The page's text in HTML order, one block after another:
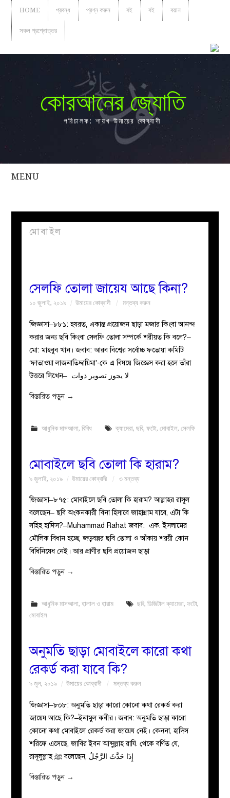
HOME প্রবন্ধ প্রশ্ন করুন বই বই বয়ান
সকল প্রশ্নোত্তর
কোরআনের জ্যোতি
পরিচালক: শায়খ উমায়ের কোব্বাদী
MENU
সকল
প্রবন্ধ
পাতা
ইসলাহী
মজলিস
মোবাইল
সেলফি তোলা জায়েয আছে কিনা?
১০ জুলাই, ২০১৯ উমায়ের কোব্বাদী মন্তব্য করুন
জিজ্ঞাসা–৮৮১: হযরত, একান্ত প্রয়োজন ছাড়া মজার কিংবা আনন্দ
করার জন্য ছবি কিংবা সেলফি তোলা সম্পর্কে শরীয়ত কি বলে?–
মো: মাহবুব খান। জবাব: আরব বিশ্বের সর্বোচ্চ ফতোয়া কমিটি
‘ফাতাওয়া লাজনাতিদ্দায়িমা’-কে এ বিষয়ে জিজ্ঞেস করা হলে তাঁরা
উত্তরে লিখেন– لا يجوز تصوير ذوات
বিস্তারিত পড়ুন →
আধুনিক মাসআলা, বিবিধ ক্যামেরা, ছবি, ফটো, মোবাইল, সেলফি
মোবাইলে ছবি তোলা কি হারাম?
৯ জুলাই, ২০১৯ উমায়ের কোব্বাদী ৩ মন্তব্য
জিজ্ঞাসা–৮৭৫: মোবাইলে ছবি তোলা কি হারাম? আল্লাহর রাসূল
বলেছেন– ছবি অংকনকারী বিনা হিসাবে জাহান্নাম যাবে, এটা কি
সহিহ হাদিস?–Muhammad Rahat জবাব: এক. ইসলামের
মৌলিক বিধান হচ্ছে, জড়বস্তুর ছবি তোলা ও আঁকায় শরয়ী কোন
বিধিনিষেধ নেই। আর প্রাণীর ছবি প্রয়োজন ছাড়া
বিস্তারিত পড়ুন →
আধুনিক মাসআলা, হালাল ও হারাম ছবি, ডিজিটাল ক্যামেরা, ফটো,
মোবাইল
অনুমতি ছাড়া মোবাইলে কারো কথা
রেকর্ড করা যাবে কি?
৯ জুন, ২০১৯ উমায়ের কোব্বাদী মন্তব্য করুন
জিজ্ঞাসা–৮০৮: অনুমতি ছাড়া কারো কোনো কথা রেকর্ড করা
জায়েয আছে কি?–ইনামুল কবীর। জবাব: অনুমতি ছাড়া কারো
কোনো কথা মোবাইলে রেকর্ড করা জায়েয নেই। কেননা, হাদিস
শরিফে এসেছে, জাবির ইবন আব্দুল্লাহ রাযি. থেকে বর্ণিত যে,
রাসূলুল্লাহ ﷺ বলেছেন, إِذَا حَدَّثَ الرَّجُلُ
বিস্তারিত পড়ুন →